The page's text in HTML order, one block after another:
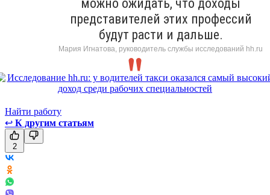
можно ожидать, что доходы
представителей этих профессий
будут расти и дальше.
Мария Игнатова, руководитель службы исследований hh.ru
Найти работу
↩ К другим статьям
2